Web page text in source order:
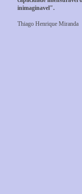
inimaginavel".
Thiago Henrique Miranda